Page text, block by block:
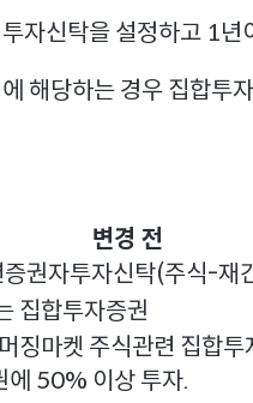
자신탁을 설정하고 1
해당하는 경우 집합투
변경 전
권자투자신탁(주식-재
집합투자증권
징마켓 주식관련 집합
에 50% 이상 투자.